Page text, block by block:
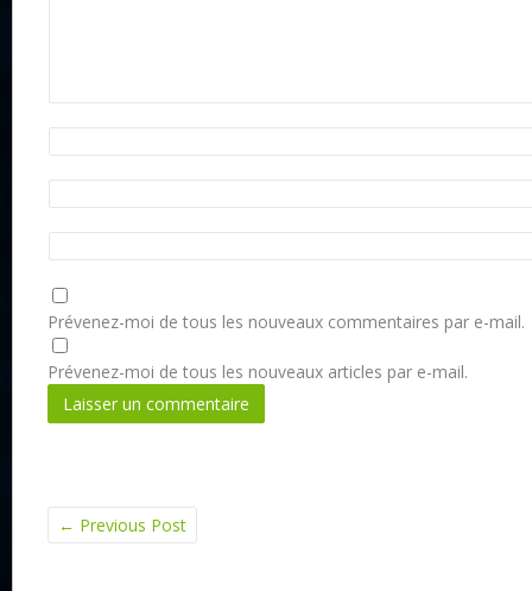
Prévenez-moi de tous les nouveaux commentaires par e-mail.
Prévenez-moi de tous les nouveaux articles par e-mail.
← Previous Post